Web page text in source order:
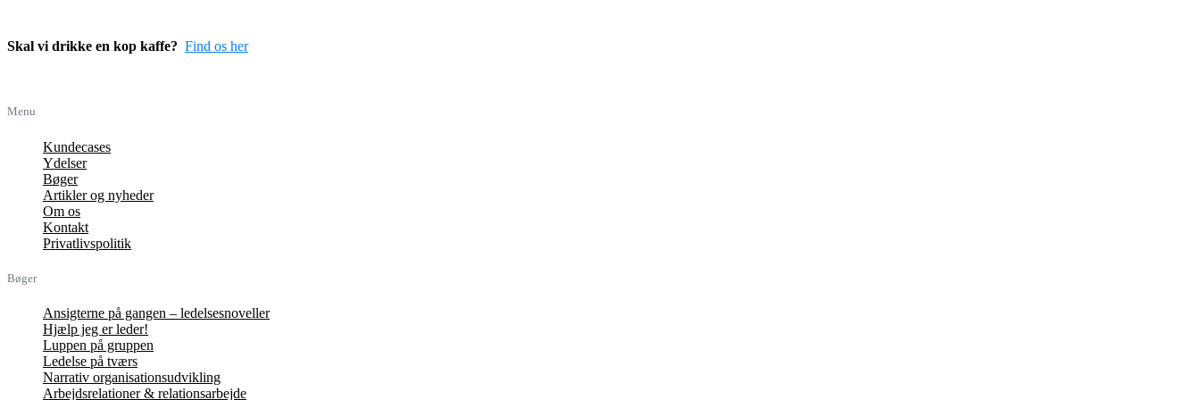
Skal vi drikke en kop kaffe? Find os her
Menu
Kundecases
Ydelser
Bøger
Artikler og nyheder
Om os
Kontakt
Privatlivspolitik
Bøger
Ansigterne på gangen – ledelsesnoveller
Hjælp jeg er leder!
Luppen på gruppen
Ledelse på tværs
Narrativ organisationsudvikling
Arbejdsrelationer & relationsarbejde